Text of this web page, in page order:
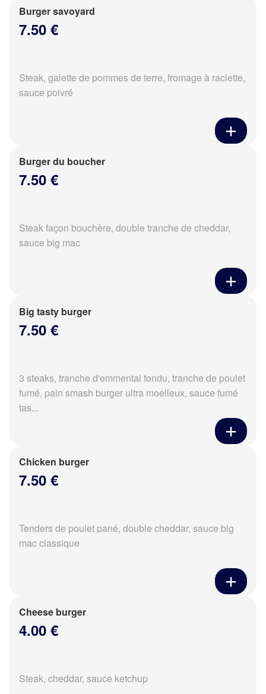
Burger savoyard
7.50 €
Steak, galette de pommes de terre, fromage à raclette,
sauce poivré
Burger du boucher
7.50 €
Steak façon bouchère, double tranche de cheddar,
sauce big mac
Big tasty burger
7.50 €
3 steaks, tranche d'emmental fondu, tranche de poulet
fumé, pain smash burger ultra moelleux, sauce fumé
tas...
Chicken burger
7.50 €
Tenders de poulet pané, double cheddar, sauce big
mac classique
Cheese burger
4.00 €
Steak, cheddar, sauce ketchup